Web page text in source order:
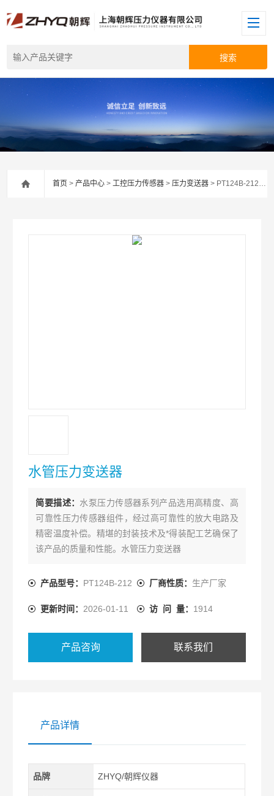
首页 >产品中心 >工控压力传感器 >压力变送器 > PT124B-212水管压力变送器
水管压力变送器
简要描述： 水泵压力传感器系列产品选用高精度、高
可靠性压力传感器组件，经过高可靠性的放大电路及
精密温度补偿。精堪的封装技术及*得装配工艺确保了
该产品的质量和性能。水管压力变送器
产品型号： PT124B-212 厂商性质： 生产厂家
更新时间： 2026-01-11 访 问 量： 1914
产品咨询 联系我们
产品详情
品牌 ZHYQ/朝辉仪器